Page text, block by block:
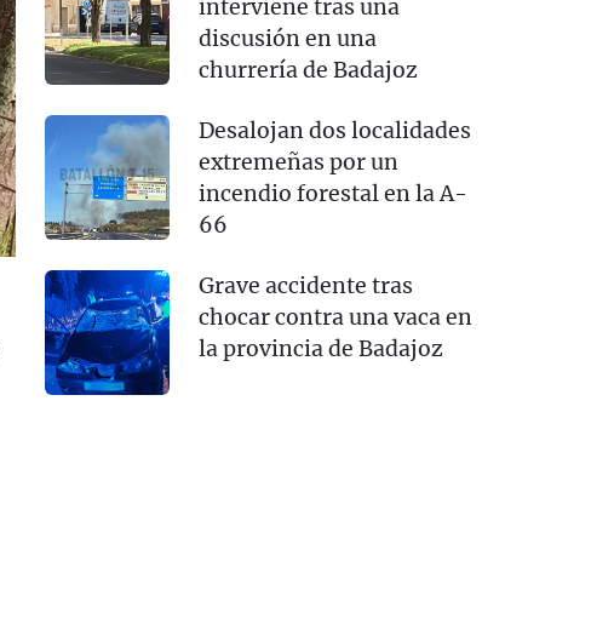
interviene tras una
discusión en una
churrería de Badajoz
Desalojan dos localidades
extremeñas por un
incendio forestal en la A-
66
Grave accidente tras
chocar contra una vaca en
la provincia de Badajoz